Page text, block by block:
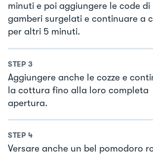
minuti e poi aggiungere le code di
gamberi surgelati e continuare a
per altri 5 minuti.
STEP 3
Aggiungere anche le cozze e
la cottura fino alla loro completa
apertura.
STEP 4
Versare anche un bel pomodoro